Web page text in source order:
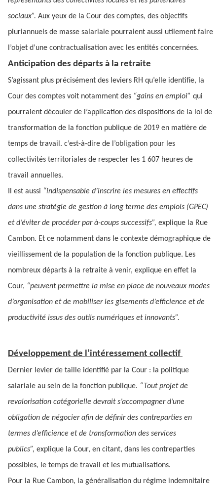
sociaux”. Aux yeux de la Cour des comptes, des objectifs
pluriannuels de masse salariale pourraient aussi utilement faire
l’objet d’une contractualisation avec les entités concernées.
Anticipation des départs à la retraite
S’agissant plus précisément des leviers RH qu’elle identifie, la
Cour des comptes voit notamment des “gains en emploi” qui
pourraient découler de l’application des dispositions de la loi de
transformation de la fonction publique de 2019 en matière de
temps de travail. c’est-à-dire de l’obligation pour les
collectivités territoriales de respecter les 1 607 heures de
travail annuelles.
Il est aussi “indispensable d’inscrire les mesures en effectifs
dans une stratégie de gestion à long terme des emplois (GPEC)
et d’éviter de procéder par à-coups successifs”, explique la Rue
Cambon. Et ce notamment dans le contexte démographique de
vieillissement de la population de la fonction publique. Les
nombreux départs à la retraite à venir, explique en effet la
Cour, “peuvent permettre la mise en place de nouveaux modes
d’organisation et de mobiliser les gisements d’efficience et de
productivité issus des outils numériques et innovants”.
Développement de l’intéressement collectif
Dernier levier de taille identifié par la Cour : la politique
salariale au sein de la fonction publique. “Tout projet de
revalorisation catégorielle devrait s’accompagner d’une
obligation de négocier afin de définir des contreparties en
termes d’efficience et de transformation des services
publics”, explique la Cour, en citant, dans les contreparties
possibles, le temps de travail et les mutualisations.
Pour la Rue Cambon, la généralisation du régime indemnitaire